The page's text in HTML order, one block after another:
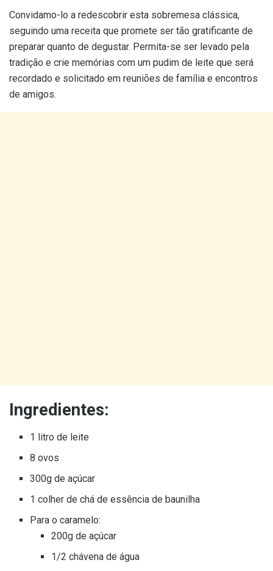
Convidamo-lo a redescobrir esta sobremesa clássica,
seguindo uma receita que promete ser tão gratificante de
preparar quanto de degustar. Permita-se ser levado pela
tradição e crie memórias com um pudim de leite que será
recordado e solicitado em reuniões de família e encontros
de amigos.
Ingredientes:
1 litro de leite
8 ovos
300g de açúcar
1 colher de chá de essência de baunilha
Para o caramelo:
200g de açúcar
1/2 chávena de água